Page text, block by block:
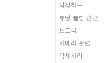
외장하드
튜닝 쿨링 관련
노트북
카메라 관련
악세서리